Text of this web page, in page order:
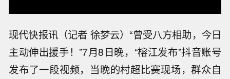
现代快报讯（记者 徐梦云）“曾受八方相助，今日
主动伸出援手！”7月8日晚，“榕江发布”抖音账号
发布了一段视频，当晚的村超比赛现场，群众自